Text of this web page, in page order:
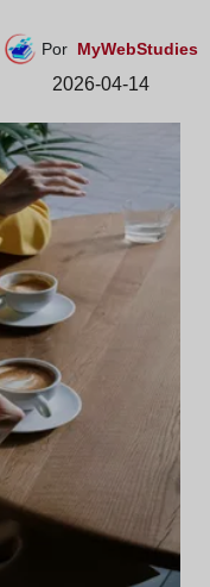
Por MyWebStudies
2026-04-14